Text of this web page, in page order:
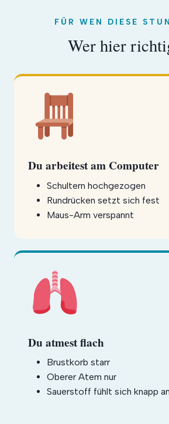
FÜR WEN DIESE
Wer hier
Du arbeitest am Computer
Schultern hochgezogen
Rundrücken setzt sich fest
Maus-Arm verspannt
Du atmest flach
Brustkorb starr
Oberer Atem nur
Sauerstoff fühlt sich knapp an